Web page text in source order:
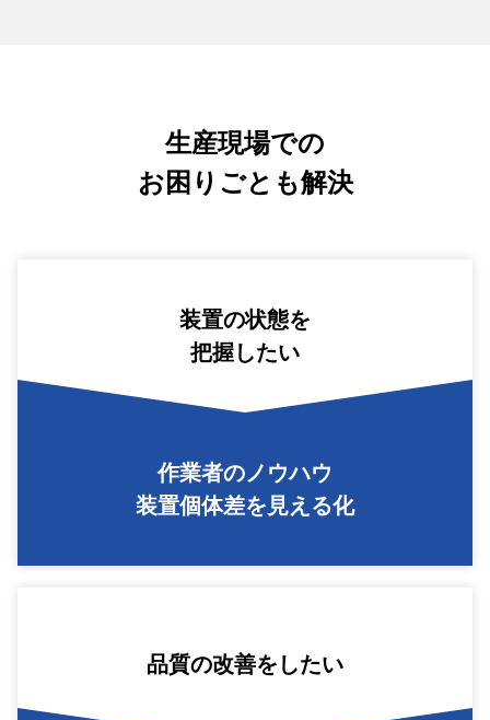
生産現場での
お困りごとも解決
装置の状態を
把握したい
作業者のノウハウ
装置個体差を見える化
品質の改善をしたい